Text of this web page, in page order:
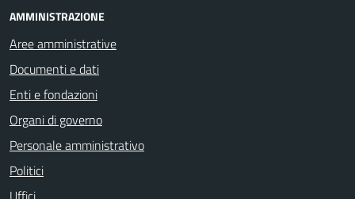
AMMINISTRAZIONE
Aree amministrative
Documenti e dati
Enti e fondazioni
Organi di governo
Personale amministrativo
Politici